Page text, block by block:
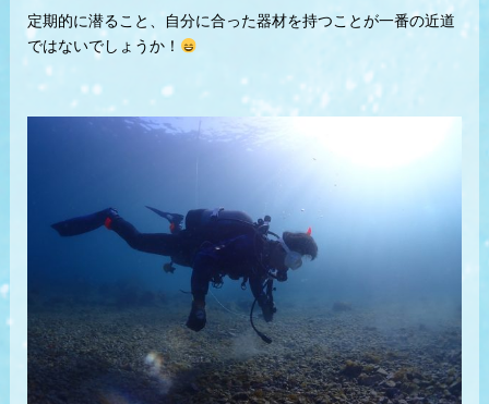
定期的に潜ること、自分に合った器材を持つことが一番の近道
ではないでしょうか！